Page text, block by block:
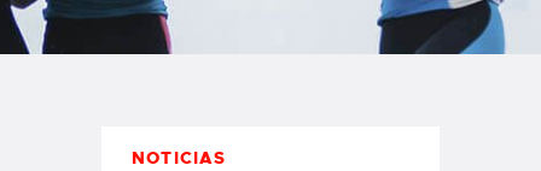
TIENDA FAMILY SURFERS
WEBCAM SALINAS
NOTICIAS